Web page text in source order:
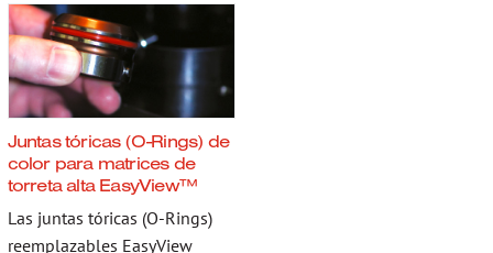
Juntas tóricas (O-Rings) de
color para matrices de
torreta alta EasyView™
Las juntas tóricas (O-Rings)
reemplazables EasyView